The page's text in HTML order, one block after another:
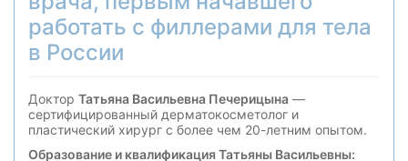
работать с филлерами для тела
в России
Доктор Татьяна Васильевна Печерицына —
сертифицированный дерматокосметолог и
пластический хирург с более чем 20-летним опытом.
Образование и квалификация Татьяны Васильевны: